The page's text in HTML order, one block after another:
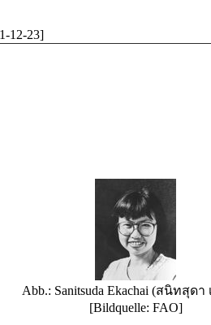
12-23]
Abb.: Sanitsuda Ekachai (สนิทสุดา
[Bildquelle: FAO]